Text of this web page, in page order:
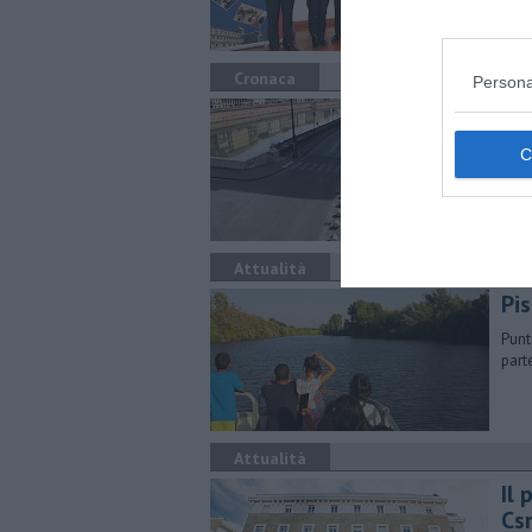
Cronaca
Attualità
Attualità
Il